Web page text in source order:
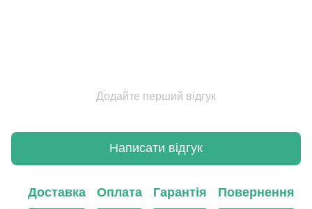
Додайте перший відгук
Написати відгук
Доставка Оплата Гарантія Повернення